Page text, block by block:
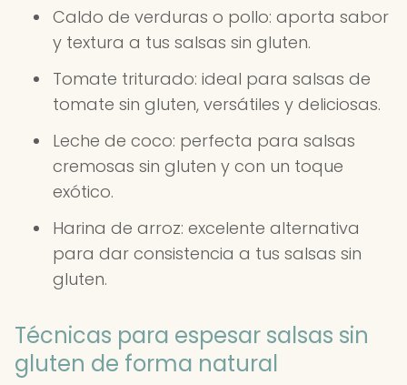
Caldo de verduras o pollo: aporta sabor
y textura a tus salsas sin gluten.
Tomate triturado: ideal para salsas de
tomate sin gluten, versátiles y deliciosas.
Leche de coco: perfecta para salsas
cremosas sin gluten y con un toque
exótico.
Harina de arroz: excelente alternativa
para dar consistencia a tus salsas sin
gluten.
Técnicas para espesar salsas sin
gluten de forma natural